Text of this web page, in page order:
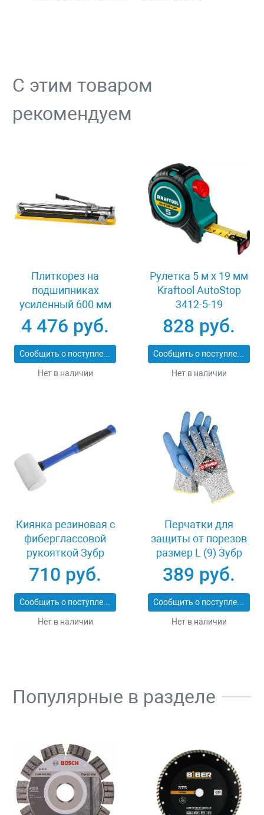
С этим товаром
рекомендуем
Плиткорез на
подшипниках
усиленный 600 мм
Stayer PROFI 3318-60
4 476 руб.
Сообщить о поступлении
Нет в наличии
Рулетка 5 м x 19 мм
Kraftool AutoStop
3412-5-19
828 руб.
Сообщить о поступлении
Нет в наличии
Киянка резиновая с
фиберглассовой
рукояткой Зубр
ПРОФИ 20531-
450_z02
710 руб.
Сообщить о поступлении
Нет в наличии
Перчатки для
защиты от порезов
размер L (9) Зубр
11277-L
389 руб.
Сообщить о поступлении
Нет в наличии
Популярные в разделе